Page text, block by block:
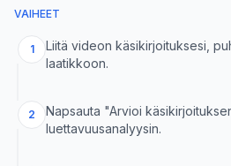
VAIHEET
1
Liitä videon käsikirjoituksesi,
laatikkoon.
2
Napsauta "Arvioi
luettavuusanalyysin.